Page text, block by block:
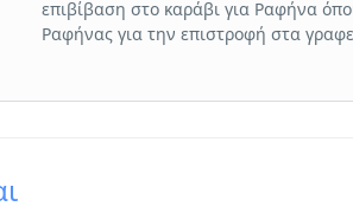
επιβίβαση στο καράβι για Ραφήνα
Ραφήνας για την επιστροφή στα